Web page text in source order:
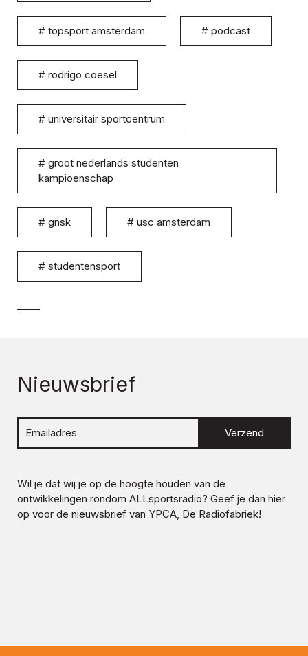
# topsport amsterdam # podcast
# rodrigo coesel
# universitair sportcentrum
# groot nederlands studenten
kampioenschap
# gnsk # usc amsterdam
# studentensport
Nieuwsbrief
Verzend
Wil je dat wij je op de hoogte houden van de
ontwikkelingen rondom ALLsportsradio? Geef je dan hier
op voor de nieuwsbrief van YPCA, De Radiofabriek!